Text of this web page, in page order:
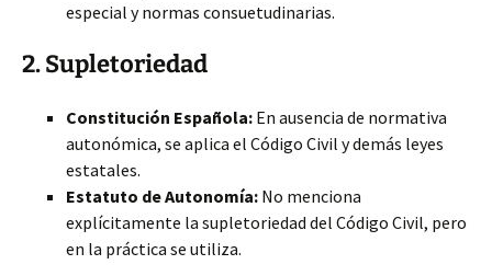
especial y normas consuetudinarias.
2. Supletoriedad
Constitución Española: En ausencia de normativa
autonómica, se aplica el Código Civil y demás leyes
estatales.
Estatuto de Autonomía: No menciona
explícitamente la supletoriedad del Código Civil, pero
en la práctica se utiliza.